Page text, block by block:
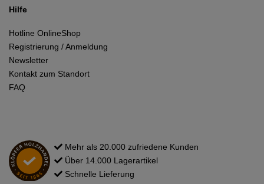
Hilfe
Hotline OnlineShop
Registrierung / Anmeldung
Newsletter
Kontakt zum Standort
FAQ
Mehr als 20.000 zufriedene Kunden
Über 14.000 Lagerartikel
Schnelle Lieferung